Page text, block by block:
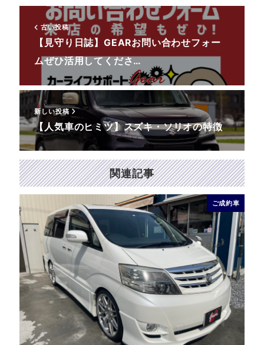
古い投稿
【見守り日誌】GEARお問い合わせフォー
ムぜひ活用してくださ…
新しい投稿
【人気車のヒミツ】スズキ・ソリオの特徴
関連記事
ご成約車